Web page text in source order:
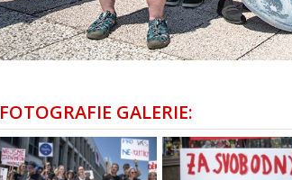
FOTOGRAFIE GALERIE: